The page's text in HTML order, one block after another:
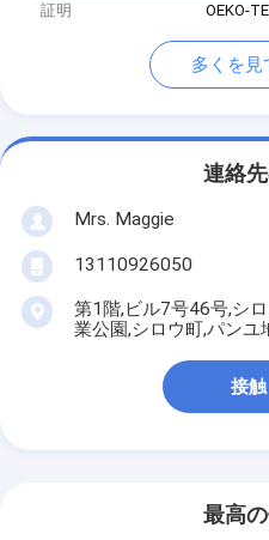
証明
OEKO-
多くを見
連絡
Mrs. Maggie
13110926050
第1階,ビル7号46号,シ
業公園,シロウ町,パンユ
接触
最高